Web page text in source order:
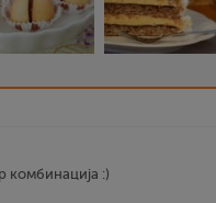
комбинација :)